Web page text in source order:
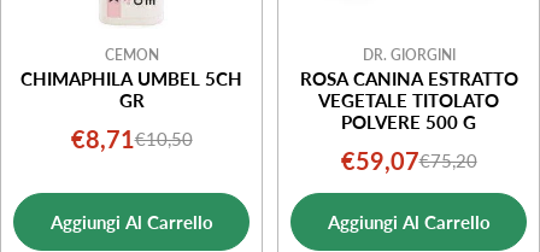
CEMON
CHIMAPHILA UMBEL 5CH
GR
Prezzo
vendita
€8,71Prezzo
€10,50
Aggiungi Al Carrello
DR. GIORGINI
ROSA CANINA ESTRATTO
VEGETALE TITOLATO
POLVERE 500 G
Prezzo
di
vendita
€59,07Prezzo
normale
€75,20
Aggiungi Al Carrello